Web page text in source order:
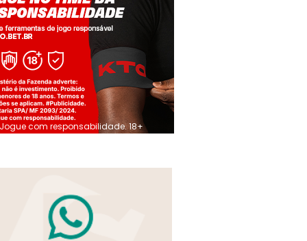
Jogue com responsabilidade. 18+